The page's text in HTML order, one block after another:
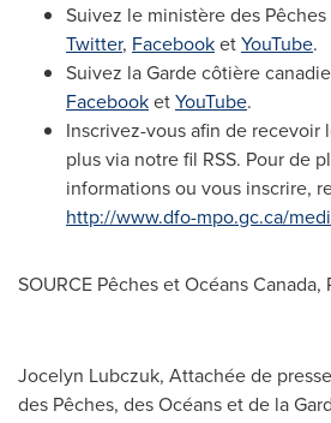
Suivez le ministère des
Twitter, FacebooketYouTube.
Suivez la Garde côtière
FacebooketYouTube.
Inscrivez-vous afin de recevoir
plus via notre fil RSS. Pour de
informations ou vous inscrire,
http://www.dfo-mpo.gc.ca/
SOURCE Pêches et OcéansCanada,
Jocelyn Lubczuk, Attachée de
des Pêches, des Océans et de la